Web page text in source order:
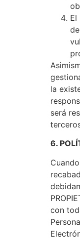
El
la
será
6.
con